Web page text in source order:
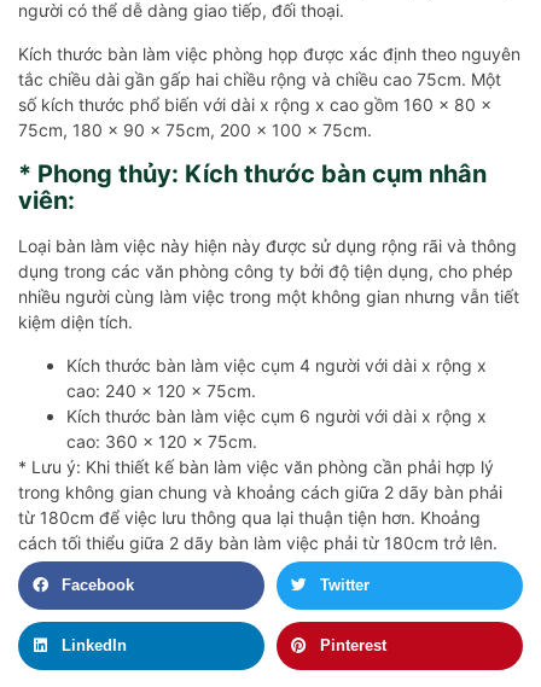
người có thể dễ dàng giao tiếp, đối thoại.
Kích thước bàn làm việc phòng họp được xác định theo nguyên
tắc chiều dài gần gấp hai chiều rộng và chiều cao 75cm. Một
số kích thước phổ biến với dài x rộng x cao gồm 160 x 80 x
75cm, 180 x 90 x 75cm, 200 x 100 x 75cm.
* Phong thủy: Kích thước bàn cụm nhân
viên:
Loại bàn làm việc này hiện này được sử dụng rộng rãi và thông
dụng trong các văn phòng công ty bởi độ tiện dụng, cho phép
nhiều người cùng làm việc trong một không gian nhưng vẫn tiết
kiệm diện tích.
Kích thước bàn làm việc cụm 4 người với dài x rộng x
cao: 240 x 120 x 75cm.
Kích thước bàn làm việc cụm 6 người với dài x rộng x
cao: 360 x 120 x 75cm.
* Lưu ý: Khi thiết kế bàn làm việc văn phòng cần phải hợp lý
trong không gian chung và khoảng cách giữa 2 dãy bàn phải
từ 180cm để việc lưu thông qua lại thuận tiện hơn. Khoảng
cách tối thiểu giữa 2 dãy bàn làm việc phải từ 180cm trở lên.
Facebook Twitter
LinkedIn Pinterest